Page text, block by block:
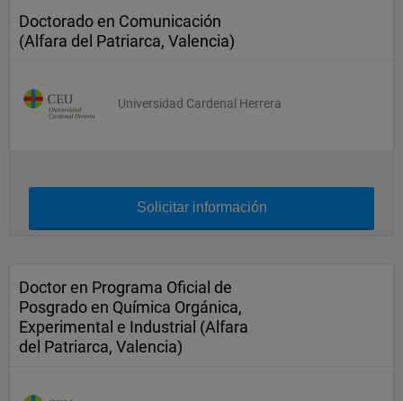
Doctorado en Comunicación
(Alfara del Patriarca, Valencia)
Universidad Cardenal Herrera
Solicitar información
Doctor en Programa Oficial de
Posgrado en Química Orgánica,
Experimental e Industrial (Alfara
del Patriarca, Valencia)